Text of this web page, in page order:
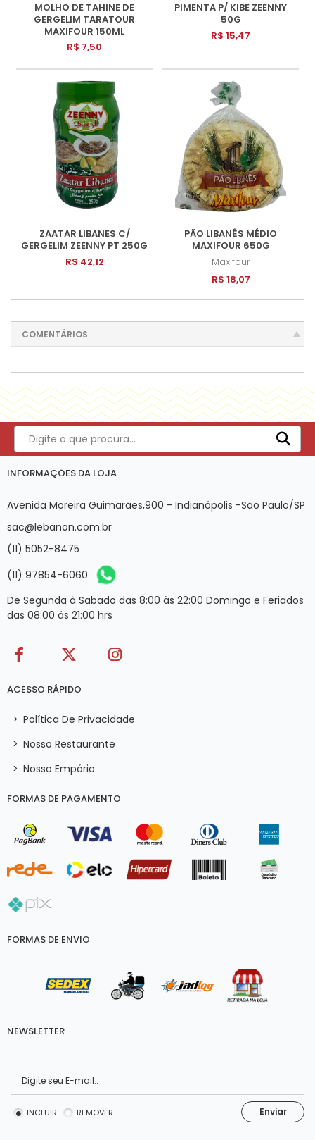
MOLHO DE TAHINE DE
GERGELIM TARATOUR
MAXIFOUR 150ML
R$ 7,50
PIMENTA P/ KIBE ZEENNY
50G
R$ 15,47
ZAATAR LIBANES C/
GERGELIM ZEENNY PT 250G
R$ 42,12
PÃO LIBANÊS MÉDIO
MAXIFOUR 650G
Maxifour
R$ 18,07
COMENTÁRIOS
INFORMAÇÕES DA LOJA
Avenida Moreira Guimarães,900 - Indianópolis -São Paulo/SP
sac@lebanon.com.br
(11) 5052-8475
(11) 97854-6060
De Segunda à Sabado das 8:00 às 22:00 Domingo e Feriados
das 08:00 ás 21:00 hrs
ACESSO RÁPIDO
> Política De Privacidade
> Nosso Restaurante
> Nosso Empório
FORMAS DE PAGAMENTO
FORMAS DE ENVIO
NEWSLETTER
INCLUIR REMOVER Enviar